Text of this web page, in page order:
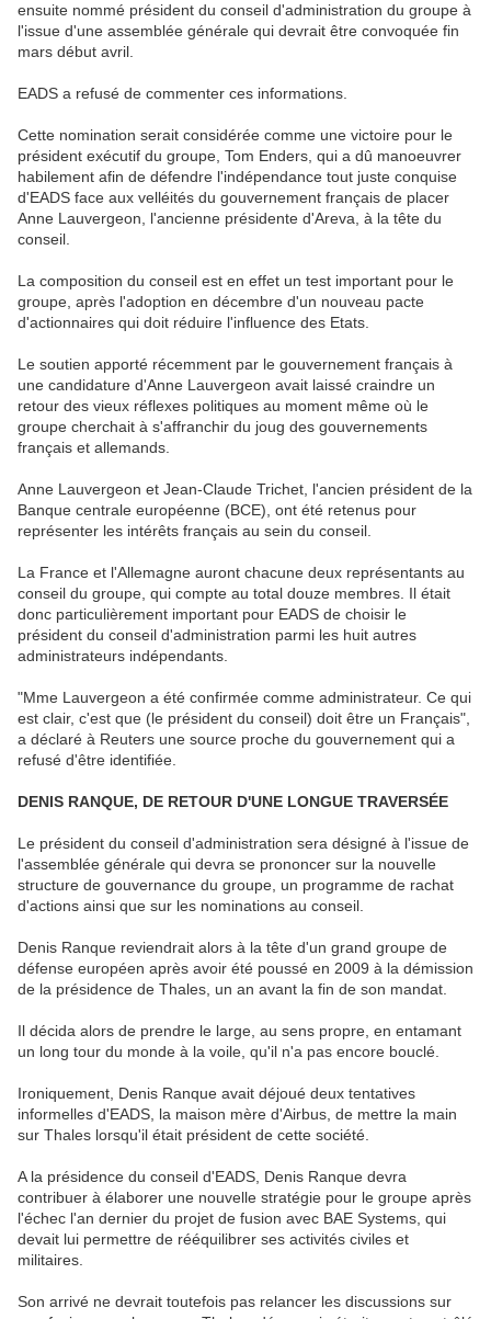
ensuite nommé président du conseil d'administration du groupe à
l'issue d'une assemblée générale qui devrait être convoquée fin
mars début avril.
EADS a refusé de commenter ces informations.
Cette nomination serait considérée comme une victoire pour le
président exécutif du groupe, Tom Enders, qui a dû manoeuvrer
habilement afin de défendre l'indépendance tout juste conquise
d'EADS face aux velléités du gouvernement français de placer
Anne Lauvergeon, l'ancienne présidente d'Areva, à la tête du
conseil.
La composition du conseil est en effet un test important pour le
groupe, après l'adoption en décembre d'un nouveau pacte
d'actionnaires qui doit réduire l'influence des Etats.
Le soutien apporté récemment par le gouvernement français à
une candidature d'Anne Lauvergeon avait laissé craindre un
retour des vieux réflexes politiques au moment même où le
groupe cherchait à s'affranchir du joug des gouvernements
français et allemands.
Anne Lauvergeon et Jean-Claude Trichet, l'ancien président de la
Banque centrale européenne (BCE), ont été retenus pour
représenter les intérêts français au sein du conseil.
La France et l'Allemagne auront chacune deux représentants au
conseil du groupe, qui compte au total douze membres. Il était
donc particulièrement important pour EADS de choisir le
président du conseil d'administration parmi les huit autres
administrateurs indépendants.
"Mme Lauvergeon a été confirmée comme administrateur. Ce qui
est clair, c'est que (le président du conseil) doit être un Français",
a déclaré à Reuters une source proche du gouvernement qui a
refusé d'être identifiée.
DENIS RANQUE, DE RETOUR D'UNE LONGUE TRAVERSÉE
Le président du conseil d'administration sera désigné à l'issue de
l'assemblée générale qui devra se prononcer sur la nouvelle
structure de gouvernance du groupe, un programme de rachat
d'actions ainsi que sur les nominations au conseil.
Denis Ranque reviendrait alors à la tête d'un grand groupe de
défense européen après avoir été poussé en 2009 à la démission
de la présidence de Thales, un an avant la fin de son mandat.
Il décida alors de prendre le large, au sens propre, en entamant
un long tour du monde à la voile, qu'il n'a pas encore bouclé.
Ironiquement, Denis Ranque avait déjoué deux tentatives
informelles d'EADS, la maison mère d'Airbus, de mettre la main
sur Thales lorsqu'il était président de cette société.
A la présidence du conseil d'EADS, Denis Ranque devra
contribuer à élaborer une nouvelle stratégie pour le groupe après
l'échec l'an dernier du projet de fusion avec BAE Systems, qui
devait lui permettre de rééquilibrer ses activités civiles et
militaires.
Son arrivé ne devrait toutefois pas relancer les discussions sur